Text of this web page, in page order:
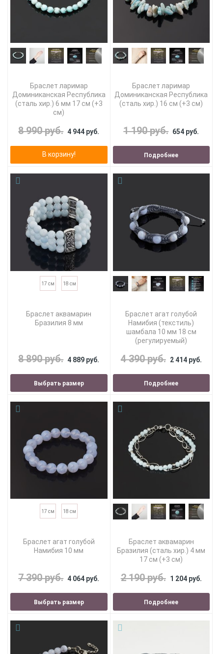
Браслет ларимар
Доминиканская Республика
(сталь хир.) 6 мм 17 см (+3
см)
8 990 руб. 4 944 руб.
В корзину!
Браслет ларимар
Доминиканская Республика
(сталь хир.) 16 см (+3 см)
1 190 руб. 654 руб.
Подробнее
17 см 18 см
Браслет аквамарин
Бразилия 8 мм
8 890 руб. 4 889 руб.
Выбрать размер
Браслет агат голубой
Намибия (текстиль)
шамбала 10 мм 18 см
(регулируемый)
4 390 руб. 2 414 руб.
Подробнее
17 см 18 см
Браслет агат голубой
Намибия 10 мм
7 390 руб. 4 064 руб.
Выбрать размер
Браслет аквамарин
Бразилия (сталь хир.) 4 мм
17 см (+3 см)
2 190 руб. 1 204 руб.
Подробнее